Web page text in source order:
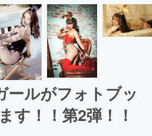
ールがフォトブッ
す！！第2弾！！